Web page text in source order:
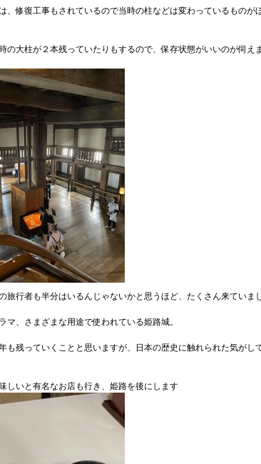
、修復工事もされているので当時の柱などは変わっているものが
の大柱が２本残っていたりもするので、保存状態がいいのが伺え
旅行者も半分はいるんじゃないかと思うほど、たくさん来ていまし
マ、さまざまな用途で使われている姫路城。
も残っていくことと思いますが、日本の歴史に触れられた気がし
しいと有名なお店も行き、姫路を後にします